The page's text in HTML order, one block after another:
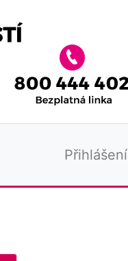
Přihlášení